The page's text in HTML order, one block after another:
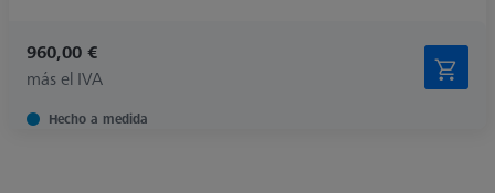
960,00 €
más el IVA
Hecho a medida